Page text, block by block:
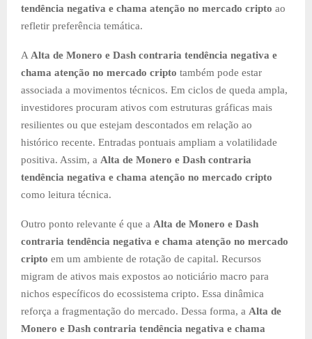
tendência negativa e chama atenção no mercado cripto ao
refletir preferência temática.
A Alta de Monero e Dash contraria tendência negativa e
chama atenção no mercado cripto também pode estar
associada a movimentos técnicos. Em ciclos de queda ampla,
investidores procuram ativos com estruturas gráficas mais
resilientes ou que estejam descontados em relação ao
histórico recente. Entradas pontuais ampliam a volatilidade
positiva. Assim, a Alta de Monero e Dash contraria
tendência negativa e chama atenção no mercado cripto
como leitura técnica.
Outro ponto relevante é que a Alta de Monero e Dash
contraria tendência negativa e chama atenção no mercado
cripto em um ambiente de rotação de capital. Recursos
migram de ativos mais expostos ao noticiário macro para
nichos específicos do ecossistema cripto. Essa dinâmica
reforça a fragmentação do mercado. Dessa forma, a Alta de
Monero e Dash contraria tendência negativa e chama